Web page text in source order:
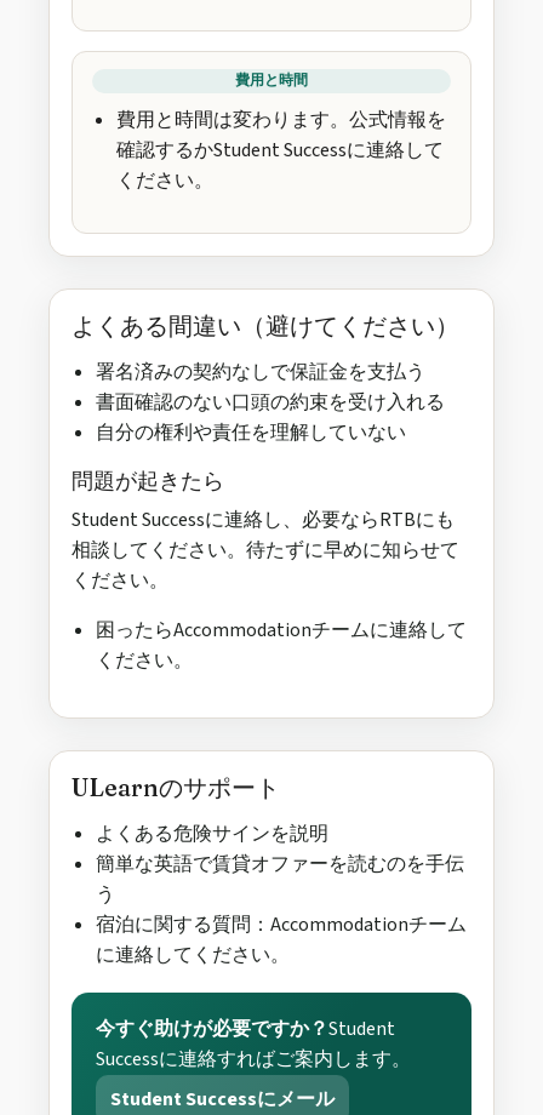
費用と時間
費用と時間は変わります。公式情報を
確認するかStudent Successに連絡して
ください。
よくある間違い（避けてください）
署名済みの契約なしで保証金を支払う
書面確認のない口頭の約束を受け入れる
自分の権利や責任を理解していない
問題が起きたら
Student Successに連絡し、必要ならRTBにも
相談してください。待たずに早めに知らせて
ください。
困ったらAccommodationチームに連絡して
ください。
ULearnのサポート
よくある危険サインを説明
簡単な英語で賃貸オファーを読むのを手伝
う
宿泊に関する質問：Accommodationチーム
に連絡してください。
今すぐ助けが必要ですか？Student
Successに連絡すればご案内します。
Student Successにメール